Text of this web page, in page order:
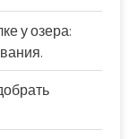
у озера: